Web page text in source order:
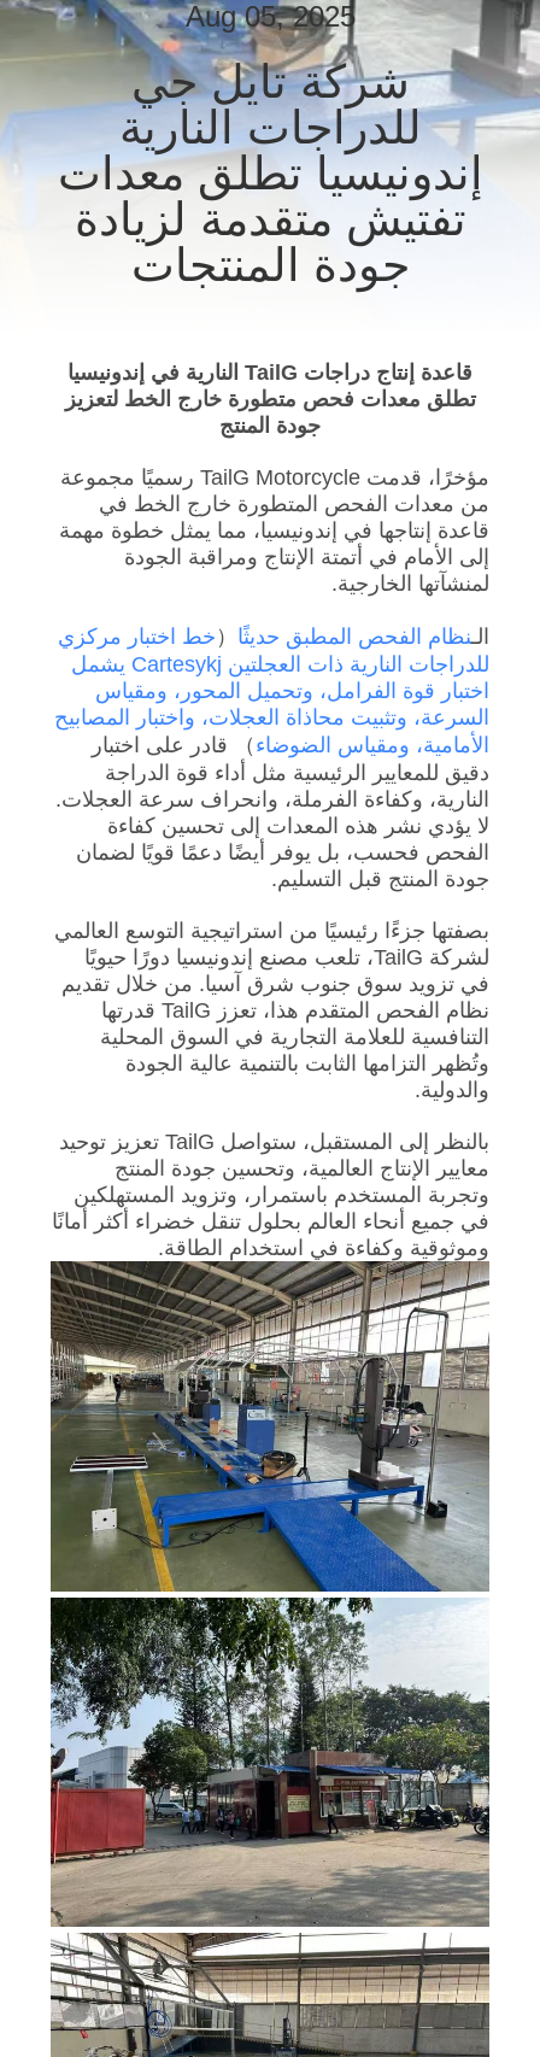
مراقبة
الجودة
اتصل
القضايا
اطلب
اقتباس
DOWN
LOAD
خريطة
الموقع
سياسة
الخصوصية
Aug 05, 2025
شركة تايل جي
للدراجات النارية
إندونيسيا تطلق معدات
تفتيش متقدمة لزيادة
جودة المنتجات
قاعدة إنتاج دراجات TailG النارية في إندونيسيا
تطلق معدات فحص متطورة خارج الخط لتعزيز
جودة المنتج
مؤخرًا، قدمت TailG Motorcycle رسميًا مجموعة
من معدات الفحص المتطورة خارج الخط في
قاعدة إنتاجها في إندونيسيا، مما يمثل خطوة مهمة
إلى الأمام في أتمتة الإنتاج ومراقبة الجودة
لمنشآتها الخارجية.
الـنظام الفحص المطبق حديثًا （ خط اختبار مركزي
للدراجات النارية ذات العجلتين Cartesykj يشمل
اختبار قوة الفرامل، وتحميل المحور، ومقياس
السرعة، وتثبيت محاذاة العجلات، واختبار المصابيح
الأمامية، ومقياس الضوضاء ） قادر على اختبار
دقيق للمعايير الرئيسية مثل أداء قوة الدراجة
النارية، وكفاءة الفرملة، وانحراف سرعة العجلات.
لا يؤدي نشر هذه المعدات إلى تحسين كفاءة
الفحص فحسب، بل يوفر أيضًا دعمًا قويًا لضمان
جودة المنتج قبل التسليم.
بصفتها جزءًا رئيسيًا من استراتيجية التوسع العالمي
لشركة TailG، تلعب مصنع إندونيسيا دورًا حيويًا
في تزويد سوق جنوب شرق آسيا. من خلال تقديم
نظام الفحص المتقدم هذا، تعزز TailG قدرتها
التنافسية للعلامة التجارية في السوق المحلية
وتُظهر التزامها الثابت بالتنمية عالية الجودة
والدولية.
بالنظر إلى المستقبل، ستواصل TailG تعزيز توحيد
معايير الإنتاج العالمية، وتحسين جودة المنتج
وتجربة المستخدم باستمرار، وتزويد المستهلكين
في جميع أنحاء العالم بحلول تنقل خضراء أكثر أمانًا
وموثوقية وكفاءة في استخدام الطاقة.